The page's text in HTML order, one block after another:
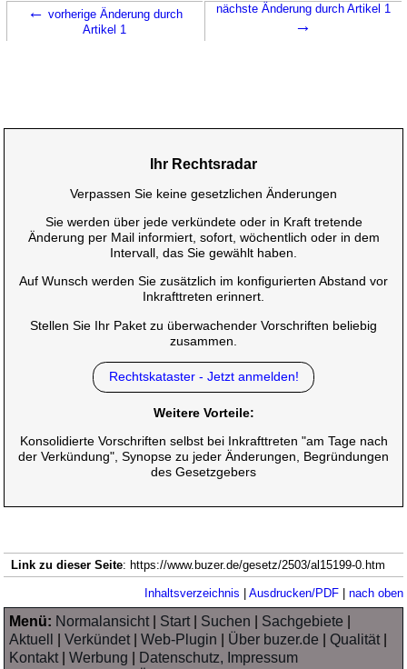
← vorherige Änderung durch
Artikel 1
nächste Änderung durch Artikel 1
→
Ihr Rechtsradar
Verpassen Sie keine gesetzlichen Änderungen
Sie werden über jede verkündete oder in Kraft tretende
Änderung per Mail informiert, sofort, wöchentlich oder in dem
Intervall, das Sie gewählt haben.
Auf Wunsch werden Sie zusätzlich im konfigurierten Abstand vor
Inkrafttreten erinnert.
Stellen Sie Ihr Paket zu überwachender Vorschriften beliebig
zusammen.
Rechtskataster - Jetzt anmelden!
Weitere Vorteile:
Konsolidierte Vorschriften selbst bei Inkrafttreten "am Tage nach
der Verkündung", Synopse zu jeder Änderungen, Begründungen
des Gesetzgebers
Link zu dieser Seite: https://www.buzer.de/gesetz/2503/al15199-0.htm
Inhaltsverzeichnis Ausdrucken/PDF| nach oben
Menü: Normalansicht| Start| Suchen Sachgebiete
Aktuell
|Verkündet|Web-Plugin Über buzer.de |Qualität|
Kontakt|Werbung
Datenschutz, Impressum